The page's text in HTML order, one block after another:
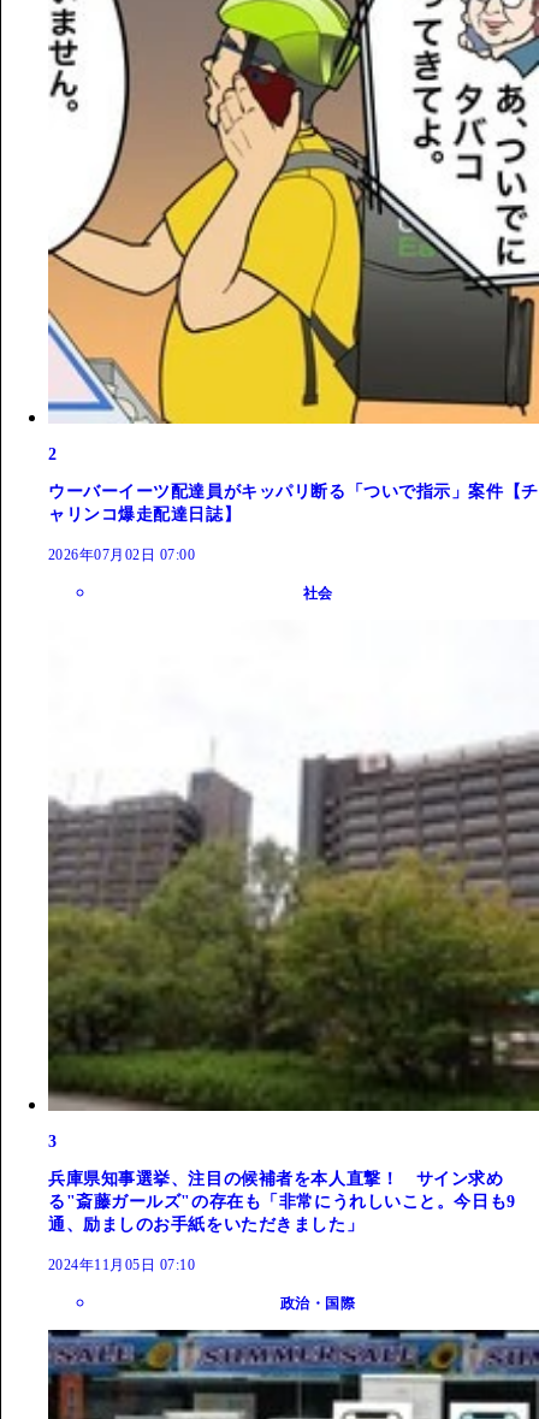
2
ウーバーイーツ配達員がキッパリ断る「ついで指示」案件【チ
ャリンコ爆走配達日誌】
2026年07月02日 07:00
社会
3
兵庫県知事選挙、注目の候補者を本人直撃！ サイン求め
る"斎藤ガールズ"の存在も「非常にうれしいこと。今日も9
通、励ましのお手紙をいただきました」
2024年11月05日 07:10
政治・国際